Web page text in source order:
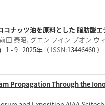
ナッツ油を原料とした 脂肪酸
田 泰昭, グエン フイン プオン ウ
1 - 9 2025年（ ISSN:13446460）
Propagation Through the